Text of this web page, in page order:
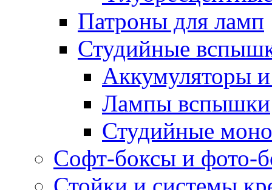
Патроны для ламп
Студийные
Аккумуляторы
Лампы вспышки
Студийные
Софт-боксы и фото-